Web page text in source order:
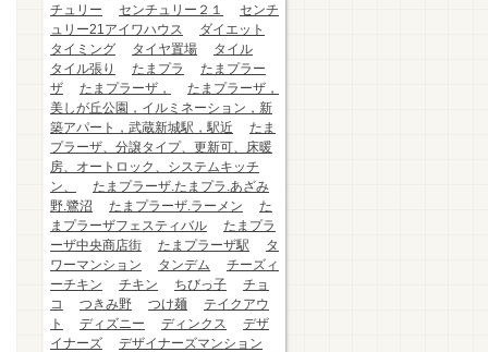
チュリー
センチュリー２１
センチ
ュリー21アイワハウス
ダイエット
タイミング
タイヤ置場
タイル
タイル張り
たまプラ
たまプラー
ザ
たまプラーザ，
たまプラーザ，
美しが丘公園，イルミネーション，新
築アパート，武蔵新城駅，駅近
たま
プラーザ、分譲タイプ、更新可、床暖
房、オートロック、システムキッチ
ン、
たまプラーザ.たまプラ.あざみ
野.鷺沼
たまプラーザ.ラーメン
た
まプラーザフェスティバル
たまプラ
ーザ中央商店街
たまプラーザ駅
タ
ワーマンション
タンデム
チーズィ
ーチキン
チキン ちびっ子
チョ
コ
つきみ野 つけ麺
テイクアウ
ト
ディズニー ディンクス
デザ
イナーズ
デザイナーズマンション